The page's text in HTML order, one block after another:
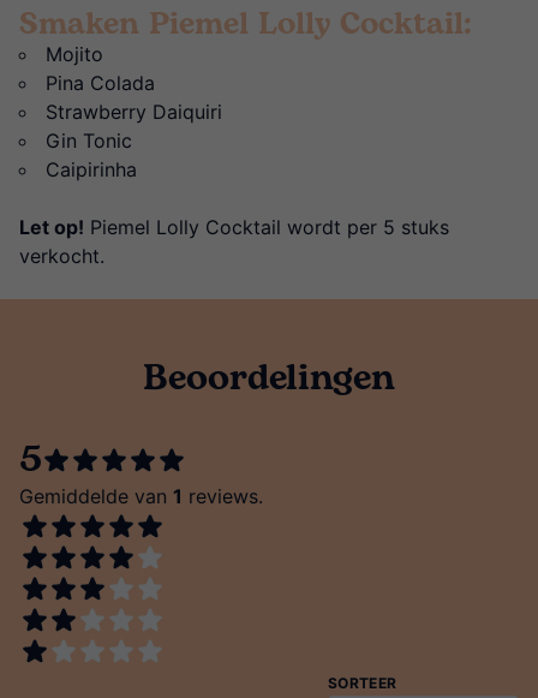
Smaken Piemel Lolly Cocktail:
Mojito
Pina Colada
Strawberry Daiquiri
Gin Tonic
Caipirinha
Let op! Piemel Lolly Cocktail wordt per 5 stuks
verkocht.
Beoordelingen
5
Gemiddelde van 1 reviews.
SORTEER